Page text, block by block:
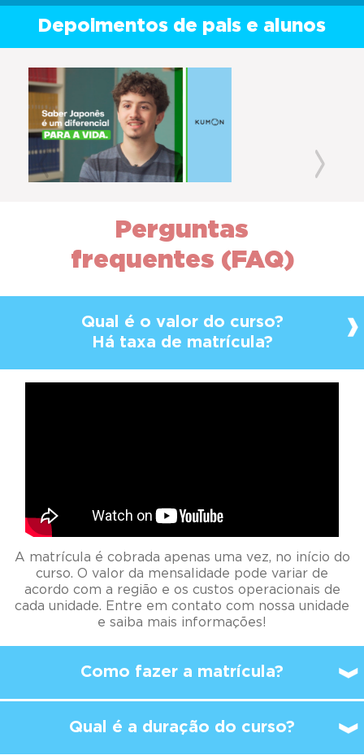
Depoimentos de pais e alunos
Previous
Perguntas
frequentes (FAQ)
Qual é o valor do curso?
Há taxa de matrícula?
cada unidade. Entre em contato com nossa unidade
e saiba mais informações!
Como fazer a matrícula?
Qual é a duração do curso?
possívelcomeçar a
estudar no Kumon?